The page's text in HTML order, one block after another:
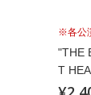
"THE
T